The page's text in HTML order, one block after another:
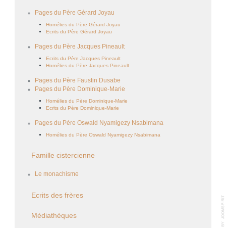
Pages du Père Gérard Joyau
Homélies du Père Gérard Joyau
Ecrits du Père Gérard Joyau
Pages du Père Jacques Pineault
Ecrits du Père Jacques Pineault
Homélies du Père Jacques Pineault
Pages du Père Faustin Dusabe
Pages du Père Dominique-Marie
Homélies du Père Dominique-Marie
Ecrits du Père Dominique-Marie
Pages du Père Oswald Nyamigezy Nsabimana
Homélies du Père Oswald Nyamigezy Nsabimana
Famille cistercienne
Le monachisme
Ecrits des frères
Médiathèques